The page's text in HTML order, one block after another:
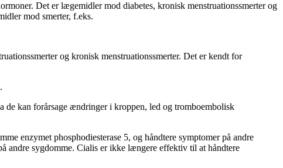
Det er lægemidler mod diabetes, kronisk menstruationssmerter og
mod smerter, f.eks.
og kronisk menstruationssmerter. Det er kendt for
de kan forårsage ændringer i kroppen, led og tromboembolisk
enzymet phosphodiesterase 5, og håndtere symptomer på andre
andre sygdomme. Cialis er ikke længere effektiv til at håndtere